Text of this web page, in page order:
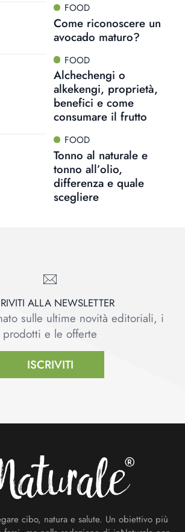
FOOD
Come riconoscere un
avocado maturo?
FOOD
Alchechengi o
alkekengi, proprietà,
benefici e come
consumare il frutto
FOOD
Tonno al naturale e
tonno all’olio,
differenza e quale
scegliere
ALLA NEWSLETTER
sulle ultime novità editoriali, i
prodotti e le offerte
ISCRIVITI
cibo, natura e salute. Un obiettivo più